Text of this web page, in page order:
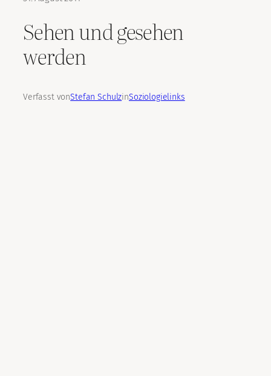
Sehen und gesehen
werden
Verfasst vonStefan SchulzinSoziologielinks